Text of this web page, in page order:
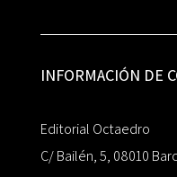
INFORMACIÓN DE
Editorial Octaedro
C/ Bailén, 5, 08010